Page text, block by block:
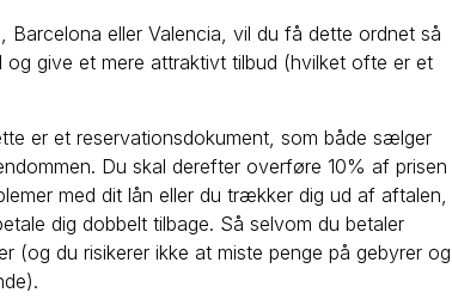
eller Valencia, vil du få dette ordnet så
give et mere attraktivt tilbud (hvilket ofte er et
er et reservationsdokument, som både sælger
Du skal derefter overføre 10% af prisen
med dit lån eller du trækker dig ud af aftalen,
dig dobbelt tilbage. Så selvom du betaler
(og du risikerer ikke at miste penge på gebyrer og